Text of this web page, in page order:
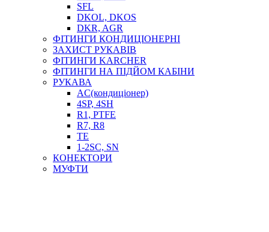
SFL
DKOL, DKOS
DKR, AGR
ФІТИНГИ КОНДИЦІОНЕРНІ
ЗАХИСТ РУКАВІВ
ФІТИНГИ KARCHER
ФІТИНГИ НА ПІДЙОМ КАБІНИ
РУКАВА
AC(кондиціонер)
4SP, 4SH
R1, PTFE
R7, R8
TE
1-2SC, SN
КОНЕКТОРИ
МУФТИ